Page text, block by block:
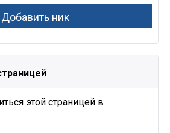
этой страницей в